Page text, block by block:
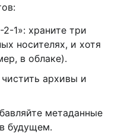
1»: храните три
носителях, и хотя
в облаке).
архивы и
метаданные
будущем.